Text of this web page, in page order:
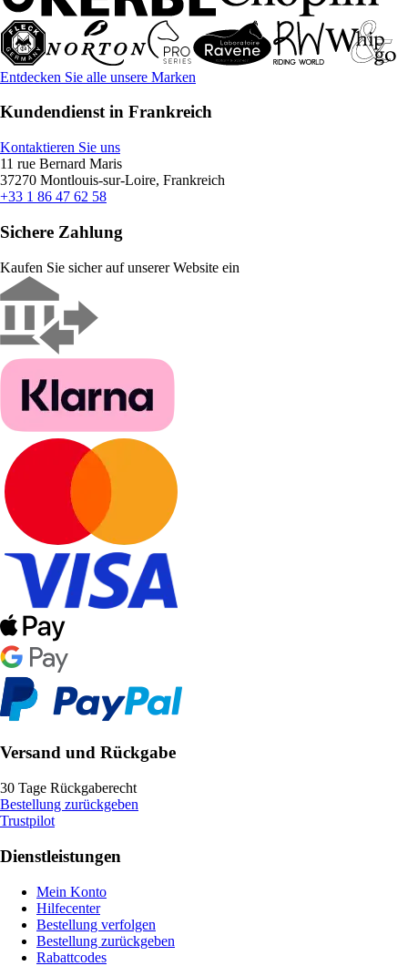
Entdecken Sie alle unsere Marken
Kundendienst in Frankreich
Kontaktieren Sie uns
11 rue Bernard Maris
37270 Montlouis-sur-Loire, Frankreich
+33 1 86 47 62 58
Sichere Zahlung
Kaufen Sie sicher auf unserer Website ein
Versand und Rückgabe
30 Tage Rückgaberecht
Bestellung zurückgeben
Trustpilot
Dienstleistungen
Mein Konto
Hilfecenter
Bestellung verfolgen
Bestellung zurückgeben
Rabattcodes